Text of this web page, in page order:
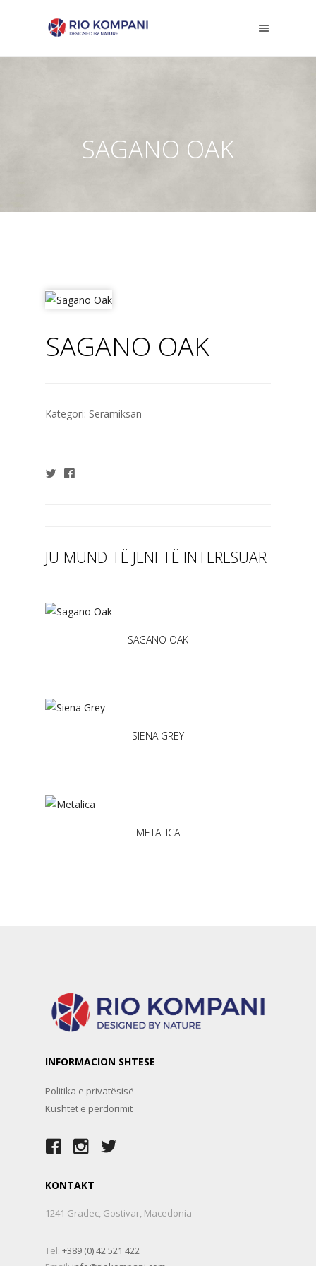
SAGANO OAK
SAGANO OAK
Kategori: Seramiksan
JU MUND TË JENI TË INTERESUAR
SAGANO OAK
SIENA GREY
METALICA
INFORMACION SHTESE
Politika e privatësisë
Kushtet e përdorimit
KONTAKT
1241 Gradec, Gostivar, Macedonia
Tel: +389 (0) 42 521 422